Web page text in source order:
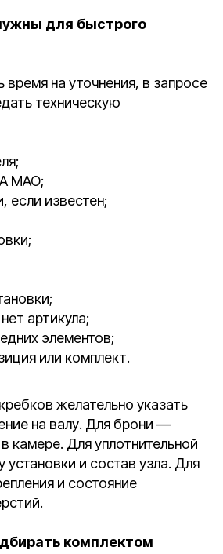
для быстрого
время на уточнения, в запросе
техническую
MAO;
если известен;
артикула;
элементов;
или комплект.
желательно указать
на валу. Для брони —
камере. Для уплотнительной
установки и состав узла. Для
и состояние
комплектом